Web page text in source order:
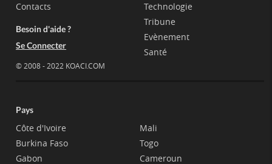
Contacts
Besoin d'aide ?
Se Connecter
© 2008 - 2022 KOACI.COM
Technologie
Tribune
Evènement
Santé
Pays
Côte d'Ivoire
Burkina Faso
Gabon
Mali
Togo
Cameroun